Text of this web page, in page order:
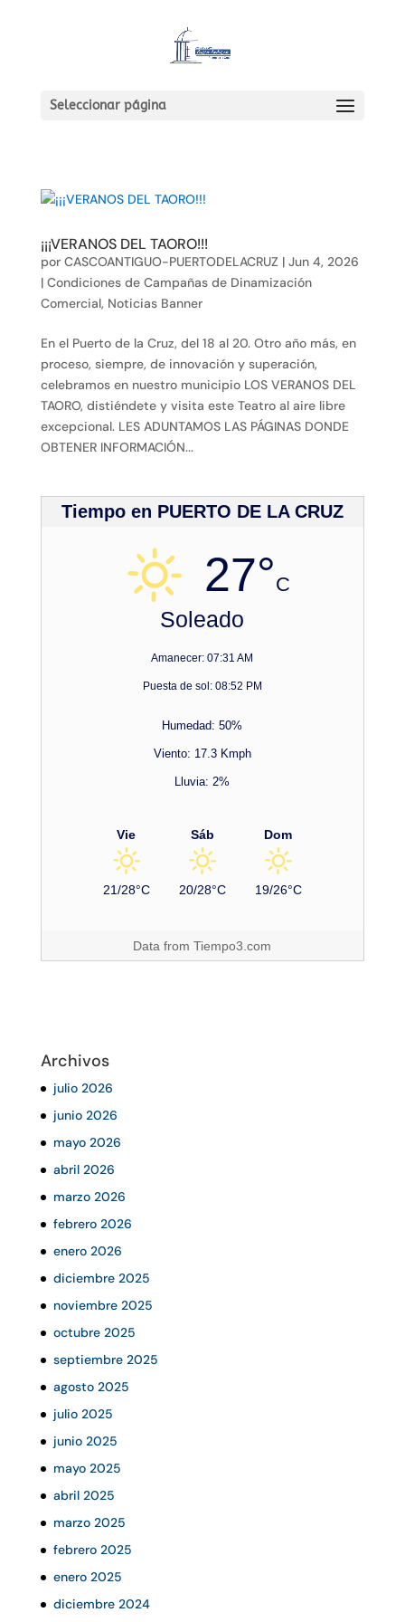
Seleccionar página
¡¡¡VERANOS DEL TAORO!!!
por CASCOANTIGUO-PUERTODELACRUZ | Jun 4, 2026
| Condiciones de Campañas de Dinamización
Comercial, Noticias Banner
En el Puerto de la Cruz, del 18 al 20. Otro año más, en
proceso, siempre, de innovación y superación,
celebramos en nuestro municipio LOS VERANOS DEL
TAORO, distiéndete y visita este Teatro al aire libre
excepcional. LES ADUNTAMOS LAS PÁGINAS DONDE
OBTENER INFORMACIÓN...
Tiempo en PUERTO DE LA CRUZ
27°C
Soleado
Amanecer: 07:31 AM
Puesta de sol: 08:52 PM
Humedad: 50%
Viento: 17.3 Kmph
Lluvia: 2%
Vie
21/28°C
Sáb
20/28°C
Dom
19/26°C
Data fromTiempo3.com
Archivos
julio 2026
junio 2026
mayo 2026
abril 2026
marzo 2026
febrero 2026
enero 2026
diciembre 2025
noviembre 2025
octubre 2025
septiembre 2025
agosto 2025
julio 2025
junio 2025
mayo 2025
abril 2025
marzo 2025
febrero 2025
enero 2025
diciembre 2024